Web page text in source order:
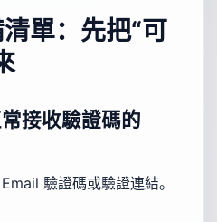
單：先把“可
接收驗證碼的
驗證碼或驗證連結。